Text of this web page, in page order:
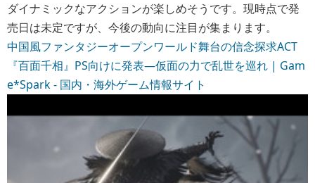
ダイナミックなアクションが楽しめそうです。現時点で発
売日は未定ですが、今後の動向に注目が集まります。
中国風ファンタジーオープンワールド舞台の信念探求ACT
『百面千相』PS向けに発表―仮面の力で乱世を巡れ | Gam
e*Spark - 国内・海外ゲーム情報サイト